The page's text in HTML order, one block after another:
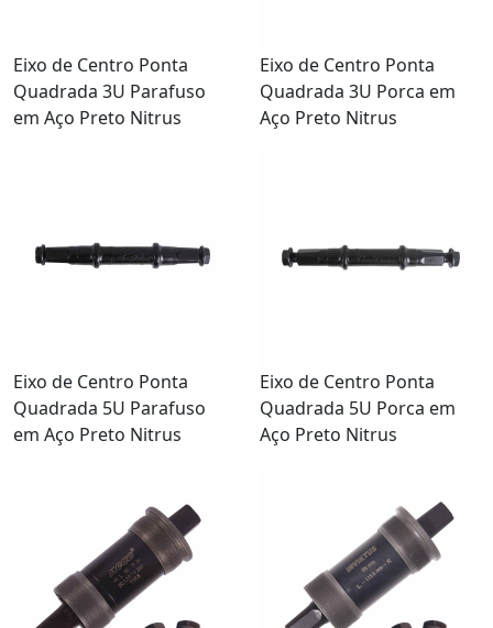
Eixo de Centro Ponta
Quadrada 3U Parafuso
em Aço Preto Nitrus
Eixo de Centro Ponta
Quadrada 3U Porca em
Aço Preto Nitrus
Eixo de Centro Ponta
Quadrada 5U Parafuso
em Aço Preto Nitrus
Eixo de Centro Ponta
Quadrada 5U Porca em
Aço Preto Nitrus